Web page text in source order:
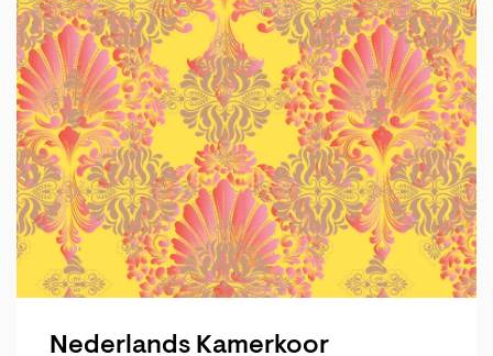
Nederlands Kamerkoor